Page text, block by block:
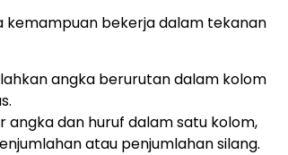
kemampuan bekerja dalam tekanan
angka berurutan dalam kolom
angka dan huruf dalam satu kolom,
atau penjumlahan silang.